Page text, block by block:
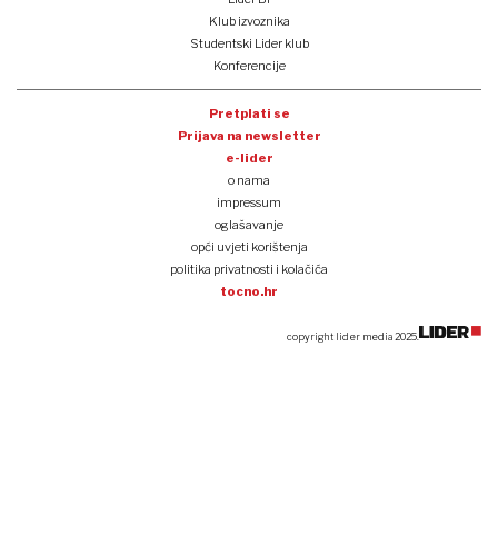
Klub izvoznika
Studentski Lider klub
Konferencije
Pretplati se
Prijava na newsletter
e-lider
o nama
impressum
oglašavanje
opći uvjeti korištenja
politika privatnosti i kolačića
tocno.hr
copyright lider media 2025.